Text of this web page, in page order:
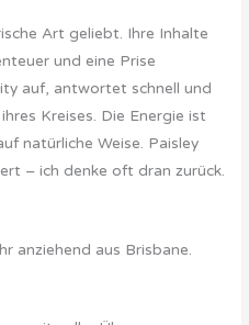
Art geliebt. Ihre Inhalte
und eine Prise
auf, antwortet schnell und
Kreises. Die Energie ist
natürliche Weise. Paisley
– ich denke oft dran zurück.
anziehend aus Brisbane.